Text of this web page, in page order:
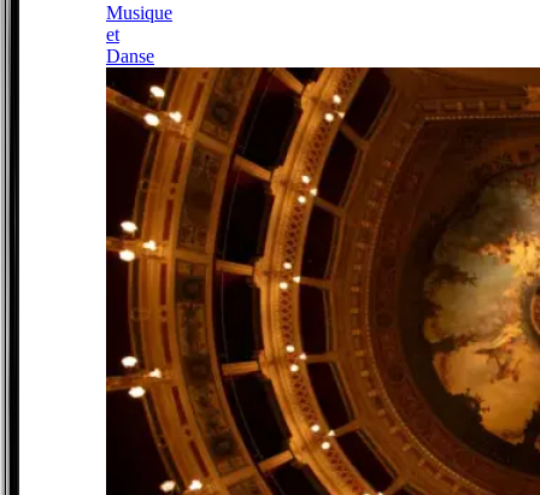
Musique
et
Danse